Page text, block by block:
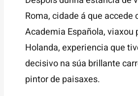
Roma, cidade á que accede
Academia Española, viaxou
Holanda, experiencia que
decisivo na súa brillante
pintor de paisaxes.